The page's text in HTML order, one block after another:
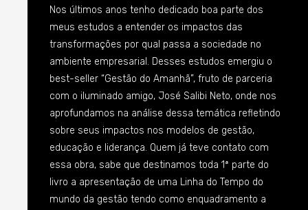
para criação de riqueza e realização individual” Se
faz necessário refletirmos sobre os desafios da
evolução dos indivíduos e da sociedade de uma
forma plena e integrada. Não é mais exequível
mantermos uma reflexão segregada das
manifestações e anseios sociais daquelas
derivadas das empresas. O ser humano é uno,
desempenha diversos papéis distintos, porém todo
seu potencial deve ser envidado em todas as
frentes que atua de forma integrada e equilibrada,
indistintamente. Devemos refletir sobre a sociedade
de forma harmoniosa onde o contexto corporativo
Nos últimos anos tenho dedicado boa parte dos
meus estudos a entender os impactos das
transformações por qual passa a sociedade no
ambiente empresarial. Desses estudos emergiu o
best-seller “Gestão do Amanhã”, fruto de parceria
com o iluminado amigo, José Salibi Neto, onde nos
aprofundamos na análise dessa temática refletindo
sobre seus impactos nos modelos de gestão,
educação e liderança. Quem já teve contato com
essa obra, sabe que destinamos toda 1ª parte do
livro a apresentação de uma Linha do Tempo do
mundo da gestão tendo como enquadramento a